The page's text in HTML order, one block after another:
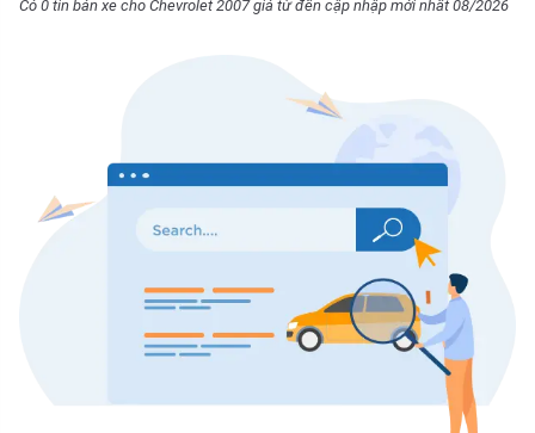
Có 0 tin bán xe cho Chevrolet 2007 giá từ đến cập nhập mới nhất 08/2026